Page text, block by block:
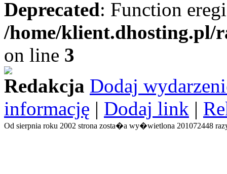
Deprecated: Function
/home/
on line 3
Redakcja Dodaj
informację | Dodaj link |
Od sierpnia roku 2002 strona zosta�a wy�wietlona 201072448